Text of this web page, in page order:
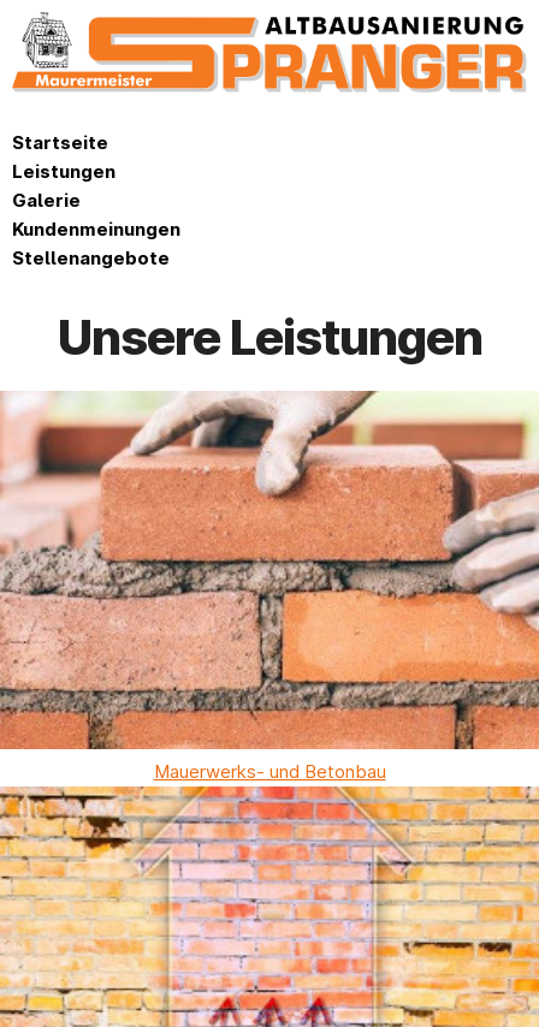
Startseite
Leistungen
Galerie
Kundenmeinungen
Stellenangebote
Unsere Leistungen
Mauerwerks- und Betonbau